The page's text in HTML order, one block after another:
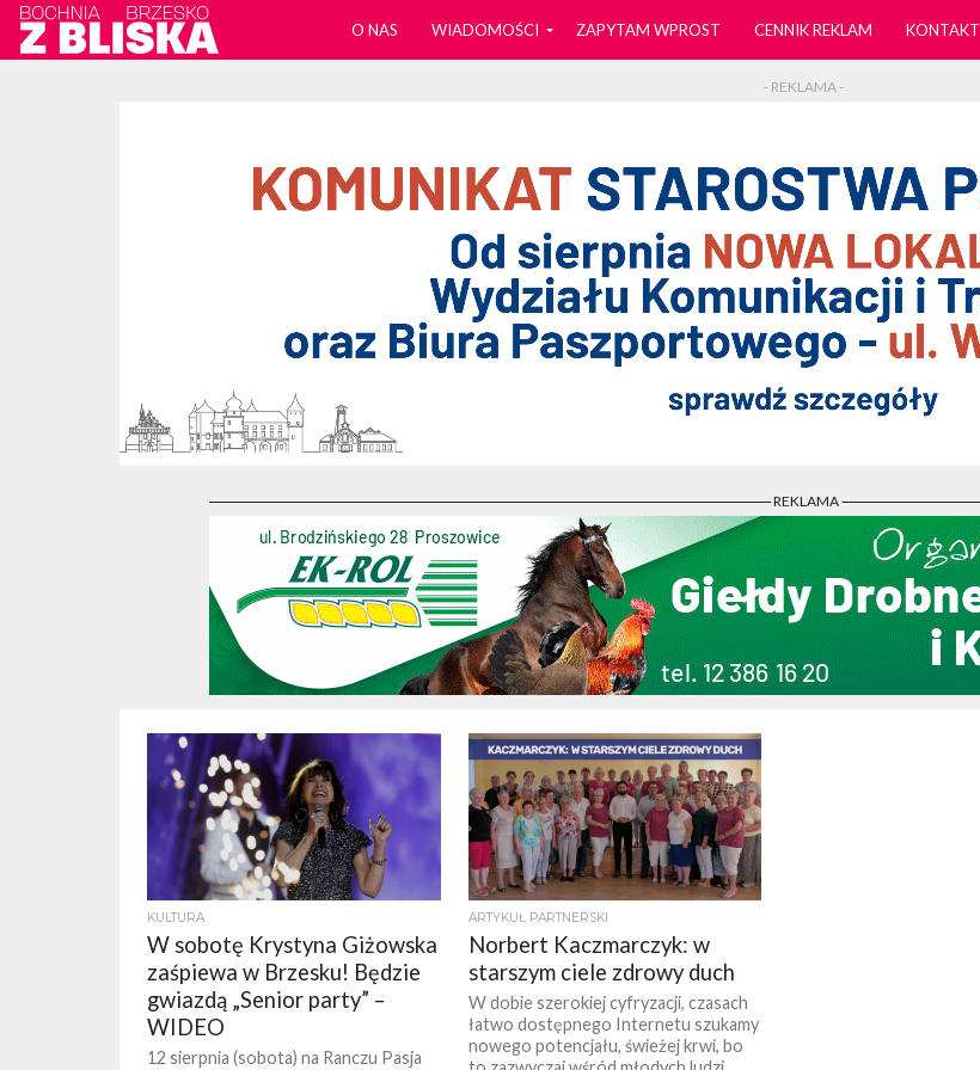
O NAS WIADOMOŚCI ZAPYTAM WPROST CENNIK REKLAM KONTAKT
- REKLAMA -
- REKLAMA -
KULTURA
W sobotę Krystyna Giżowska
zaśpiewa w Brzesku! Będzie
gwiazdą „Senior party” –
WIDEO
12 sierpnia (sobota) na Ranczu Pasja
ARTYKUŁ PARTNERSKI
Norbert Kaczmarczyk: w
starszym ciele zdrowy duch
W dobie szerokiej cyfryzacji, czasach
łatwo dostępnego Internetu szukamy
nowego potencjału, świeżej krwi, bo